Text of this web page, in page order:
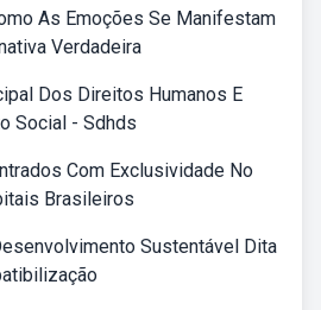
As Emoções Se Manifestam
Verdadeira
Dos Direitos Humanos E
Social - Sdhds
Com Exclusividade No
Brasileiros
Sustentável Dita